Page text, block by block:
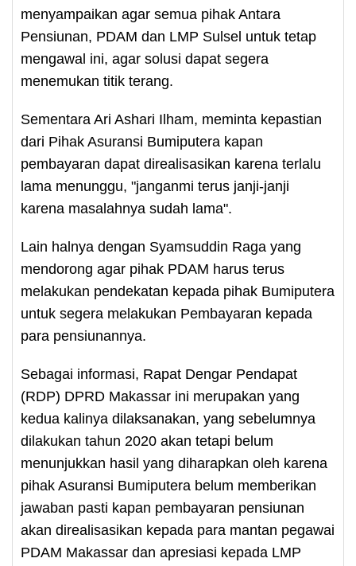
menyampaikan agar semua pihak Antara
Pensiunan, PDAM dan LMP Sulsel untuk tetap
mengawal ini, agar solusi dapat segera
menemukan titik terang.
Sementara Ari Ashari Ilham, meminta kepastian
dari Pihak Asuransi Bumiputera kapan
pembayaran dapat direalisasikan karena terlalu
lama menunggu, "janganmi terus janji-janji
karena masalahnya sudah lama".
Lain halnya dengan Syamsuddin Raga yang
mendorong agar pihak PDAM harus terus
melakukan pendekatan kepada pihak Bumiputera
untuk segera melakukan Pembayaran kepada
para pensiunannya.
Sebagai informasi, Rapat Dengar Pendapat
(RDP) DPRD Makassar ini merupakan yang
kedua kalinya dilaksanakan, yang sebelumnya
dilakukan tahun 2020 akan tetapi belum
menunjukkan hasil yang diharapkan oleh karena
pihak Asuransi Bumiputera belum memberikan
jawaban pasti kapan pembayaran pensiunan
akan direalisasikan kepada para mantan pegawai
PDAM Makassar dan apresiasi kepada LMP